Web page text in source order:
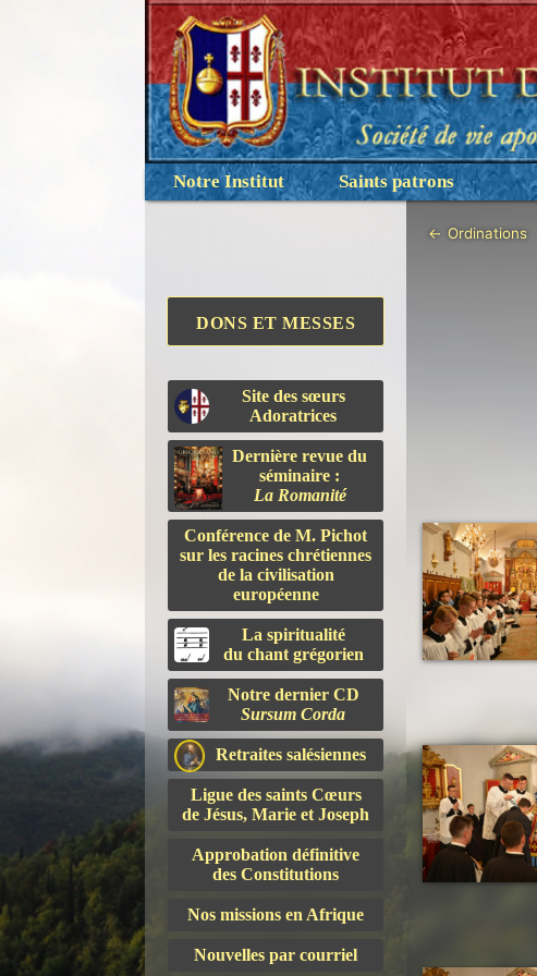
Notre Institut Saints patrons
DONS ET MESSES
Site des sœurs
Adoratrices
Dernière revue du
séminaire :
La Romanité
Conférence de M. Pichot
sur les racines chrétiennes
de la civilisation
européenne
La spiritualité
du chant grégorien
Notre dernier CD
Sursum Corda
Retraites salésiennes
Ligue des saints Cœurs
de Jésus, Marie et Joseph
Approbation définitive
des Constitutions
Nos missions en Afrique
Nouvelles par courriel
← Ordinations